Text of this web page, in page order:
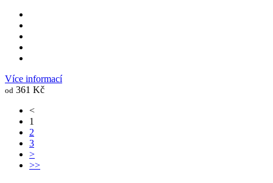
Více informací
od 361 Kč
<
1
2
3
>
>>